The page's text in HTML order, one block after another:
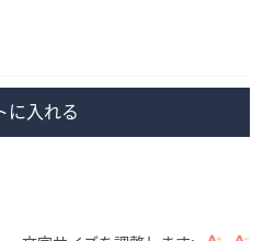
に入れる